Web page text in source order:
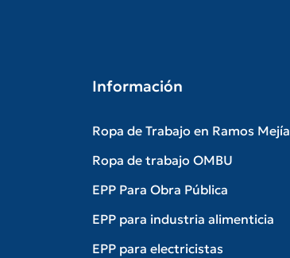
Información
Ropa de Trabajo en Ramos Mejía
Ropa de trabajo OMBU
EPP Para Obra Pública
EPP para industria alimenticia
EPP para electricistas